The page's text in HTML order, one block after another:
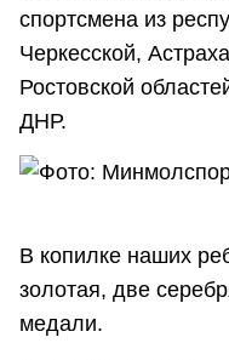
спортсмена из
Черкесской,
Ростовской
ДНР.
В копилке наших
золотая, две
медали.